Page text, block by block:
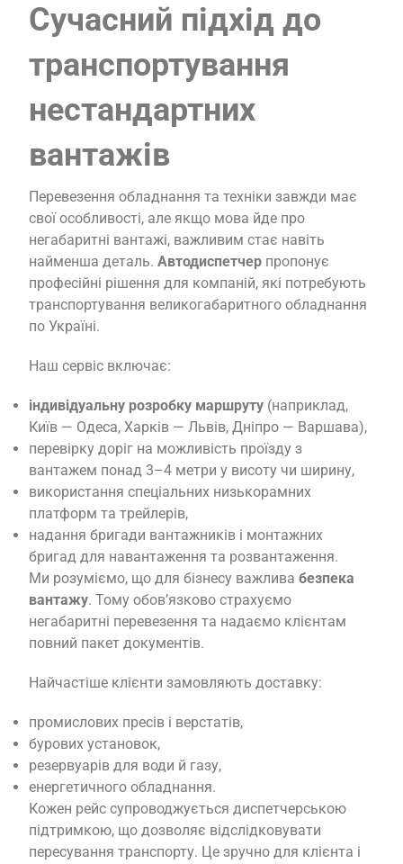
Сучасний підхід до
транспортування
нестандартних
вантажів
Перевезення обладнання та техніки завжди має
свої особливості, але якщо мова йде про
негабаритні вантажі, важливим стає навіть
найменша деталь.Автодиспетчер пропонує
професійні рішення для компаній, які потребують
транспортування великогабаритного обладнання
по Україні.
Наш сервіс включає:
індивідуальну розробку маршруту (наприклад,
Київ — Одеса, Харків — Львів, Дніпро — Варшава),
перевірку доріг на можливість проїзду з
вантажем понад 3–4 метри у висоту чи ширину,
використання спеціальних низькорамних
платформ та трейлерів,
надання бригади вантажників і монтажних
бригад для навантаження та розвантаження.
Ми розуміємо, що для бізнесу важливабезпека
вантажу. Тому обов’язково страхуємо
негабаритні перевезення та надаємо клієнтам
повний пакет документів.
Найчастіше клієнти замовляють доставку:
промислових пресів і верстатів,
бурових установок,
резервуарів для води й газу,
енергетичного обладнання.
Кожен рейс супроводжується диспетчерською
підтримкою, що дозволяє відслідковувати
пересування транспорту. Це зручно для клієнта і